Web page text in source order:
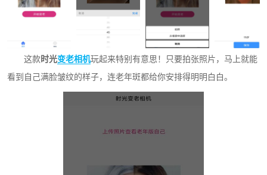
这款时光变老相机玩起来特别有意思！只要拍张照片，马上就能
看到自己满脸皱纹的样子，连老年斑都给你安排得明明白白。